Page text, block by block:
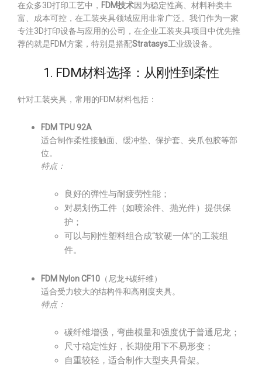
在众多3D打印工艺中， FDM技术因为稳定性高、材料种类丰
富、成本可控，在工装夹具领域应用非常广泛。我们作为一家
专注3D打印设备与应用的公司，在企业工装夹具项目中优先推
荐的就是FDM方案，特别是搭配Stratasys工业级设备。
1. FDM材料选择：从刚性到柔性
针对工装夹具，常用的FDM材料包括：
FDM TPU 92A
适合制作柔性接触面、缓冲垫、保护套、夹爪包胶等部
位。
特点：
良好的弹性与耐疲劳性能；
对易划伤工件（如喷涂件、抛光件）提供保
护；
可以与刚性塑料组合成“软硬一体”的工装组
件。
FDM Nylon CF10 （尼龙+碳纤维）
适合受力较大的结构件和高刚度夹具。
特点：
碳纤维增强，弯曲模量和强度优于普通尼龙；
尺寸稳定性好，长期使用下不易形变；
自重较轻，适合制作大型夹具骨架。